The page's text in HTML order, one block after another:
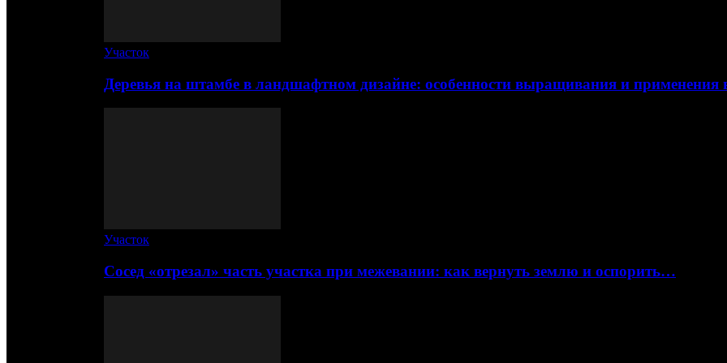
Участок
Деревья на штамбе в ландшафтном дизайне: особенности выращивания и
Участок
Сосед «отрезал» часть участка при межевании: как вернуть землю и оспорить…